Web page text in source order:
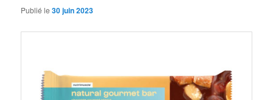
Publié le30 juin 2023